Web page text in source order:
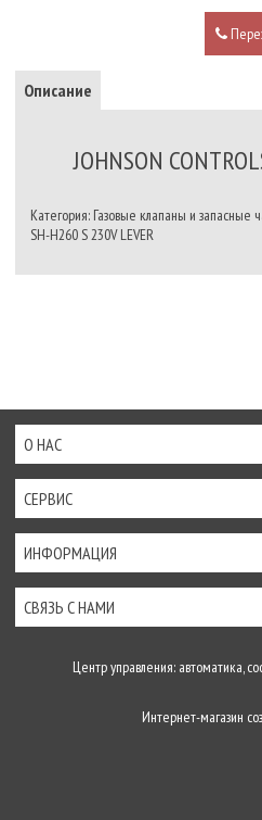
Описание
JOHNSON
Категория: Газовые клапаны и запасные
SH-H260 S 230V LEVER
О НАС
СЕРВИС
ИНФОРМАЦИЯ
СВЯЗЬ С НАМИ
Центр управления: автоматика,
Интернет-магазин